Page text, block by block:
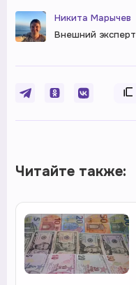
Никита Марычев
Внешний эксперт
Читайте также: